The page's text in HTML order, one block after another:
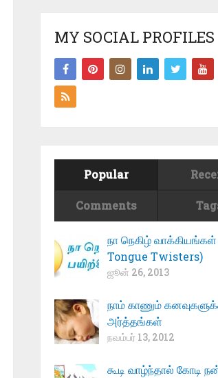
MY SOCIAL PROFILES
Popular
Comments
நா நெகிழ்
Tongue Twisters)
ஜூன் 26, 2013
நாம் காணும்
அர்த்தங்கள்
நவம்பர் 13, 2012
கூடி வாழ்ந்தால் கோடி